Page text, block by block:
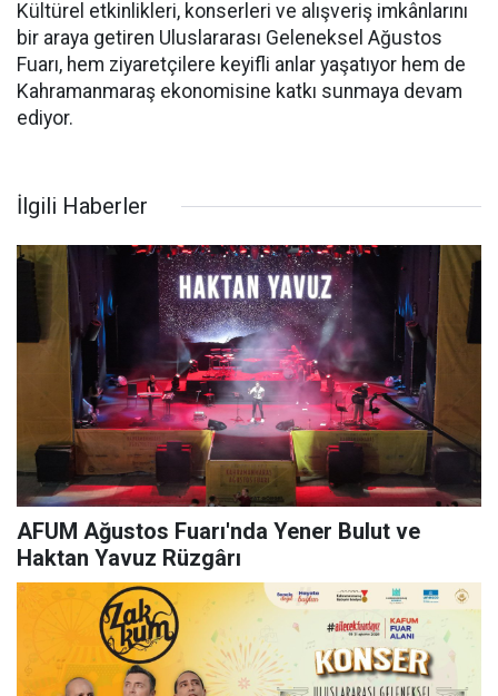
Kültürel etkinlikleri, konserleri ve alışveriş imkânlarını
bir araya getiren Uluslararası Geleneksel Ağustos
Fuarı, hem ziyaretçilere keyifli anlar yaşatıyor hem de
Kahramanmaraş ekonomisine katkı sunmaya devam
ediyor.
İlgili Haberler
AFUM Ağustos Fuarı'nda Yener Bulut ve
Haktan Yavuz Rüzgârı